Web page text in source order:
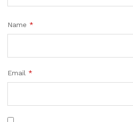
Name *
Email *